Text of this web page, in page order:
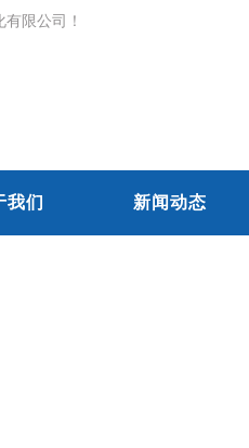
限公司！
我们 新闻动态